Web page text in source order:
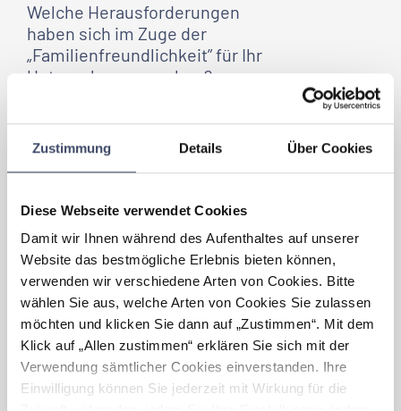
Zustimmung Details Über Cookies
Diese Webseite verwendet Cookies
Damit wir Ihnen während des Aufenthaltes auf unserer
Website das bestmögliche Erlebnis bieten können,
verwenden wir verschiedene Arten von Cookies. Bitte
wählen Sie aus, welche Arten von Cookies Sie zulassen
möchten und klicken Sie dann auf „Zustimmen“. Mit dem
Klick auf „Allen zustimmen“ erklären Sie sich mit der
Verwendung sämtlicher Cookies einverstanden. Ihre
Einwilligung können Sie jederzeit mit Wirkung für die
Welche Herausforderungen
haben sich im Zuge der
„Familienfreundlichkeit” für Ihr
Unternehmen
ergeben?
auf Familienfreundlichkeit verlangt die
Planung und Ausarbeitung von Konzepten
und Richtlinien – in enger Abstimmung mit
heißt, viel Zeit und Energie zu investieren.
Widerstände bei diesem Thema konnten wir
aber keine verzeichnen.
Was bedeutet
„Familienfreundlichkeit” fürIhr
Unternehmen?
Familienfreundlichkeit in der BUWOG Group
bedeutet, dass unsere Mitarbeiter sich nicht